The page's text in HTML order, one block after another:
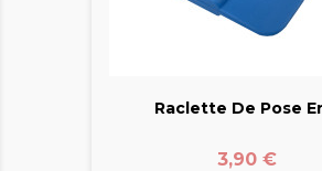
Raclette De Pose
Prix
3,90 €